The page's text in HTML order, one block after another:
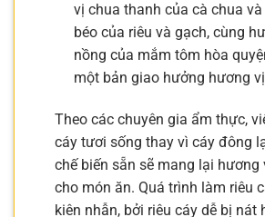
vị chua thanh của cà chua
béo của riêu và gạch, cùng
nồng của mắm tôm hòa
một bản giao hưởng hương
Theo các chuyên gia ẩm thực,
cáy tươi sống thay vì cáy đông
chế biến sẵn sẽ mang lại hương
cho món ăn. Quá trình làm riêu
kiên nhẫn, bởi riêu cáy dễ bị nát